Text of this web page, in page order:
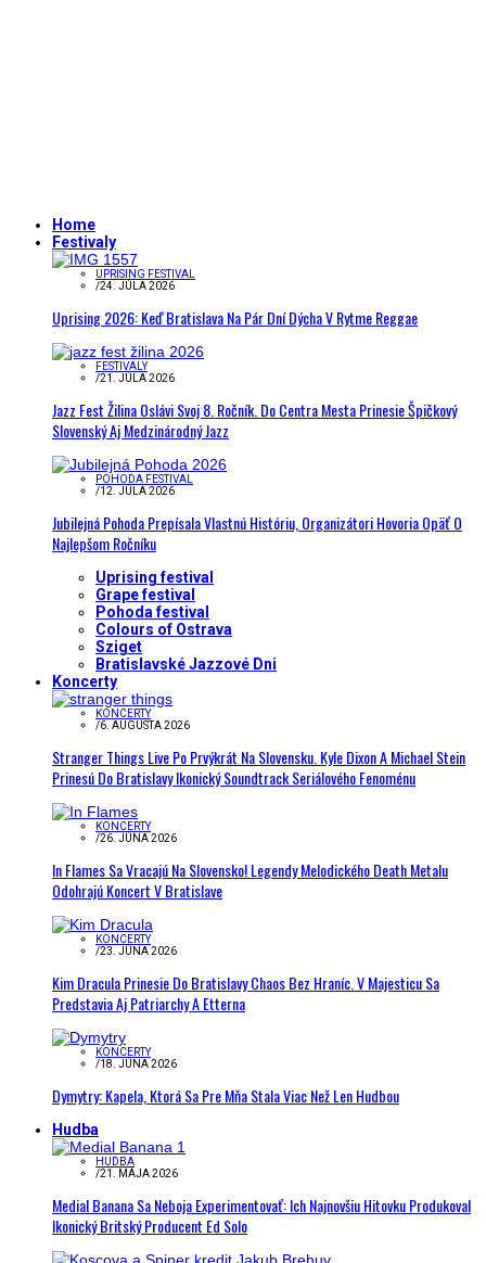
Home
Festivaly
UPRISING FESTIVAL
/24. JÚLA 2026
Uprising 2026: Keď Bratislava Na Pár Dní Dýcha V Rytme Reggae
FESTIVALY
/21. JÚLA 2026
Jazz Fest Žilina Oslávi Svoj 8. Ročník. Do Centra Mesta Prinesie Špičkový
Slovenský Aj Medzinárodný Jazz
POHODA FESTIVAL
/12. JÚLA 2026
Jubilejná Pohoda Prepísala Vlastnú Históriu, Organizátori Hovoria Opäť O
Najlepšom Ročníku
Uprising festival
Grape festival
Pohoda festival
Colours of Ostrava
Sziget
Bratislavské Jazzové Dni
Koncerty
KONCERTY
/6. AUGUSTA 2026
Stranger Things Live Po Prvýkrát Na Slovensku. Kyle Dixon A Michael Stein
Prinesú Do Bratislavy Ikonický Soundtrack Seriálového Fenoménu
KONCERTY
/26. JÚNA 2026
In Flames Sa Vracajú Na Slovensko! Legendy Melodického Death Metalu
Odohrajú Koncert V Bratislave
KONCERTY
/23. JÚNA 2026
Kim Dracula Prinesie Do Bratislavy Chaos Bez Hraníc. V Majesticu Sa
Predstavia Aj Patriarchy A Etterna
KONCERTY
/18. JÚNA 2026
Dymytry: Kapela, Ktorá Sa Pre Mňa Stala Viac Než Len Hudbou
Hudba
HUDBA
/21. MÁJA 2026
Medial Banana Sa Neboja Experimentovať: Ich Najnovšiu Hitovku Produkoval
Ikonický Britský Producent Ed Solo